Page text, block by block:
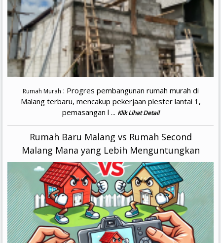
Rumah Murah : Progres pembangunan rumah murah di
Malang terbaru, mencakup pekerjaan plester lantai 1,
pemasangan l ... Klik Lihat Detail
Rumah Baru Malang vs Rumah Second
Malang Mana yang Lebih Menguntungkan